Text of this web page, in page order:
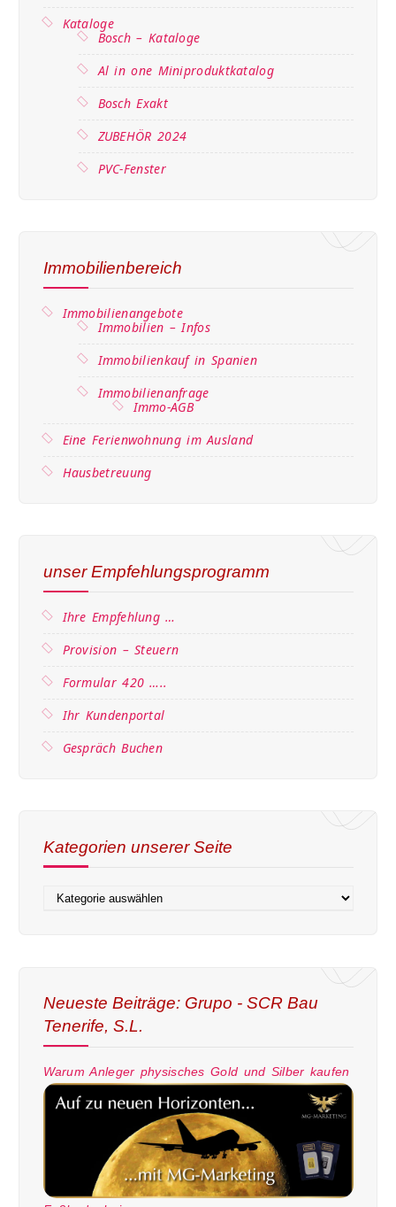
Kataloge
Bosch – Kataloge
Al in one Miniproduktkatalog
Bosch Exakt
ZUBEHÖR 2024
PVC-Fenster
Immobilienbereich
Immobilienangebote
Immobilien – Infos
Immobilienkauf in Spanien
Immobilienanfrage
Immo-AGB
Eine Ferienwohnung im Ausland
Hausbetreuung
unser Empfehlungsprogramm
Ihre Empfehlung …
Provision – Steuern
Formular 420 …..
Ihr Kundenportal
Gespräch Buchen
Kategorien unserer Seite
Neueste Beiträge: Grupo - SCR Bau
Tenerife, S.L.
Warum Anleger physisches Gold und Silber kaufen